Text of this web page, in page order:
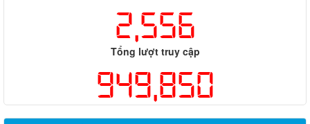
2,556
Tổng lượt truy cập
949,850